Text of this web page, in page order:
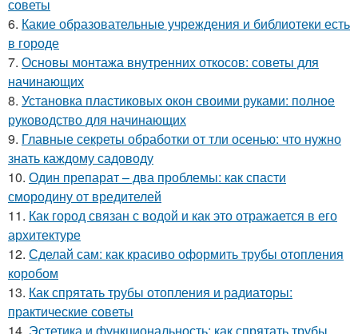
советы
6. Какие образовательные учреждения и библиотеки есть
в городе
7. Основы монтажа внутренних откосов: советы для
начинающих
8. Установка пластиковых окон своими руками: полное
руководство для начинающих
9. Главные секреты обработки от тли осенью: что нужно
знать каждому садоводу
10. Один препарат – два проблемы: как спасти
смородину от вредителей
11. Как город связан с водой и как это отражается в его
архитектуре
12. Сделай сам: как красиво оформить трубы отопления
коробом
13. Как спрятать трубы отопления и радиаторы:
практические советы
14. Эстетика и функциональность: как спрятать трубы